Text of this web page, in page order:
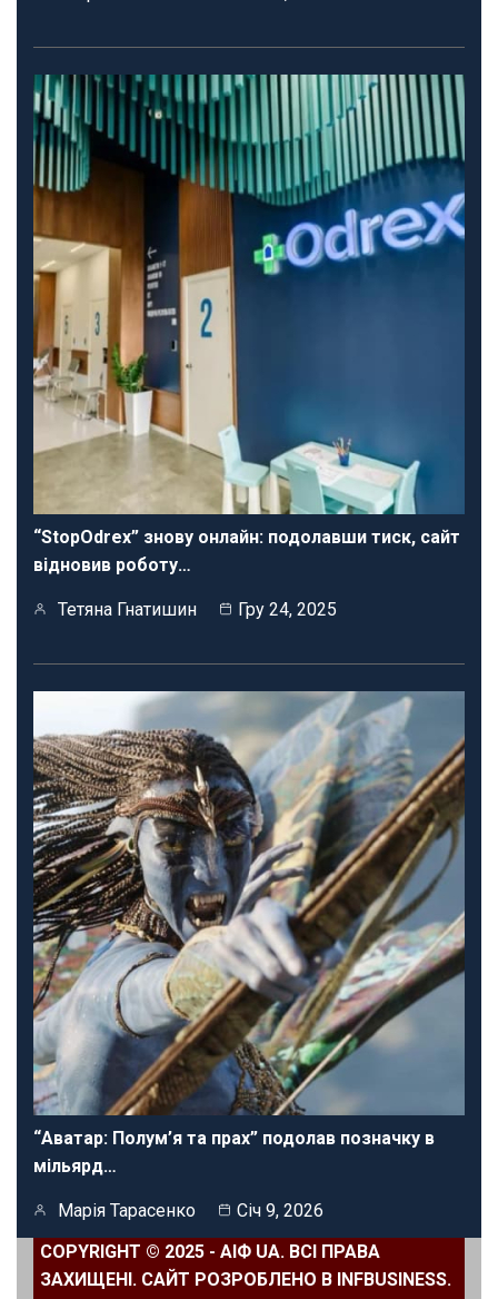
“StopOdrex” знову онлайн: подолавши тиск, сайт
відновив роботу…
Тетяна Гнатишин Гру 24, 2025
“Аватар: Полум’я та прах” подолав позначку в
мільярд…
Марія Тарасенко
Січ 9, 2026
COPYRIGHT © 2025 - АІФ UA. ВСІ ПРАВА
ЗАХИЩЕНІ. САЙТ РОЗРОБЛЕНО В INFBUSINESS.